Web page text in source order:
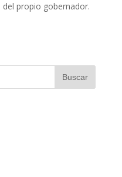
propio gobernador.